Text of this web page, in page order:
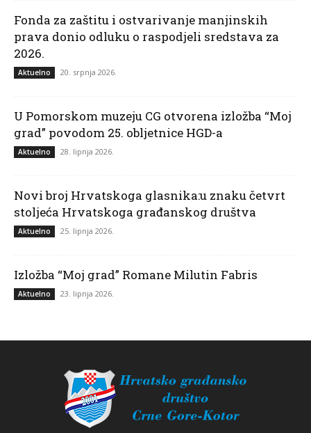
Fonda za zaštitu i ostvarivanje manjinskih
prava donio odluku o raspodjeli sredstava za
2026.
Aktuelno 20. srpnja 2026.
U Pomorskom muzeju CG otvorena izložba “Moj
grad” povodom 25. obljetnice HGD-a
Aktuelno 28. lipnja 2026.
Novi broj Hrvatskoga glasnika:u znaku četvrt
stoljeća Hrvatskoga građanskog društva
Aktuelno 25. lipnja 2026.
Izložba “Moj grad” Romane Milutin Fabris
Aktuelno 23. lipnja 2026.